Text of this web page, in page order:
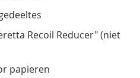
Recoil Reducer" (niet
papieren